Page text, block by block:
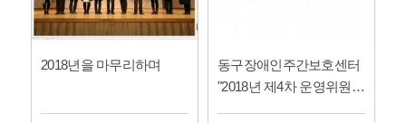
2018년을 마무리하며
동구장애인주간보호센터
"2018년 제4차 운영위원회